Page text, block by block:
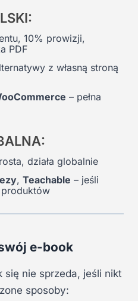
10% prowizji,
PDF
z własną stroną
– pełna
działa globalnie
, Teachable – jeśli
e-book
nie sprzeda, jeśli nikt
sposoby: